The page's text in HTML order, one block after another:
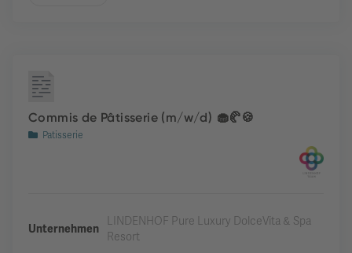
Commis de Pâtisserie (m/w/d) 🧁🥐🍪
Patisserie
Unternehmen
LINDENHOF Pure Luxury DolceVita & Spa
Resort